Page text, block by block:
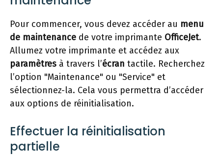
Pour commencer, vous devez accéder au menu
de maintenance de votre imprimante OfficeJet.
Allumez votre imprimante et accédez aux
paramètres à travers l’écran tactile. Recherchez
l’option "Maintenance" ou "Service" et
sélectionnez-la. Cela vous permettra d’accéder
aux options de réinitialisation.
Effectuer la réinitialisation
partielle